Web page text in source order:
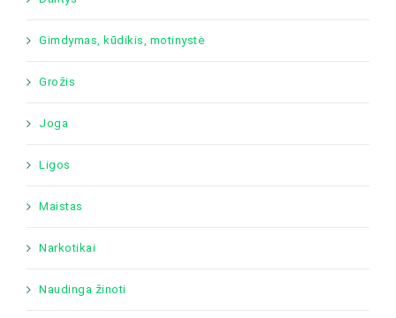
Gimdymas, kūdikis, motinystė
Grožis
Joga
Ligos
Maistas
Narkotikai
Naudinga žinoti